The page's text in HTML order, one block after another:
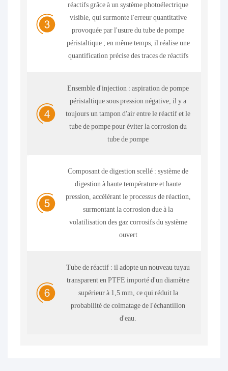
réactifs grâce à un système photoélectrique
visible, qui surmonte l'erreur quantitative
provoquée par l'usure du tube de pompe
péristaltique ; en même temps, il réalise une
quantification précise des traces de réactifs
Ensemble d'injection : aspiration de pompe
péristaltique sous pression négative, il y a
toujours un tampon d'air entre le réactif et le
tube de pompe pour éviter la corrosion du
tube de pompe
Composant de digestion scellé : système de
digestion à haute température et haute
pression, accélérant le processus de réaction,
surmontant la corrosion due à la
volatilisation des gaz corrosifs du système
ouvert
Tube de réactif : il adopte un nouveau tuyau
transparent en PTFE importé d'un diamètre
supérieur à 1,5 mm, ce qui réduit la
probabilité de colmatage de l'échantillon
d'eau.